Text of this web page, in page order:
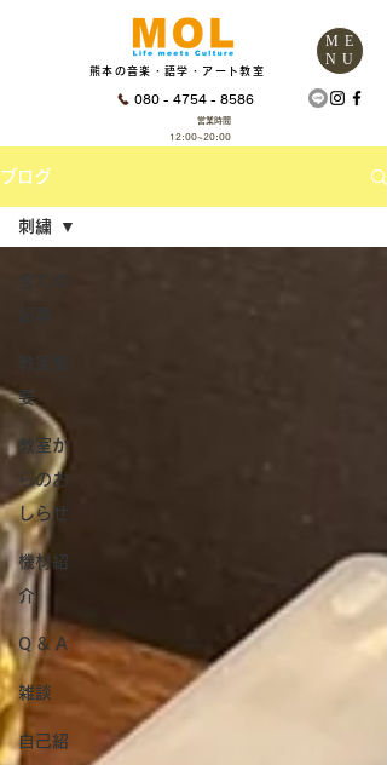
熊本の音楽・語学・アート教室
080 - 4754 - 8586
営業時間
12:00~20:00
ME
NU
ブログ
要
教室か
らのお
しらせ
機材紹
介
Q & A
雑談
自己紹
刺繍